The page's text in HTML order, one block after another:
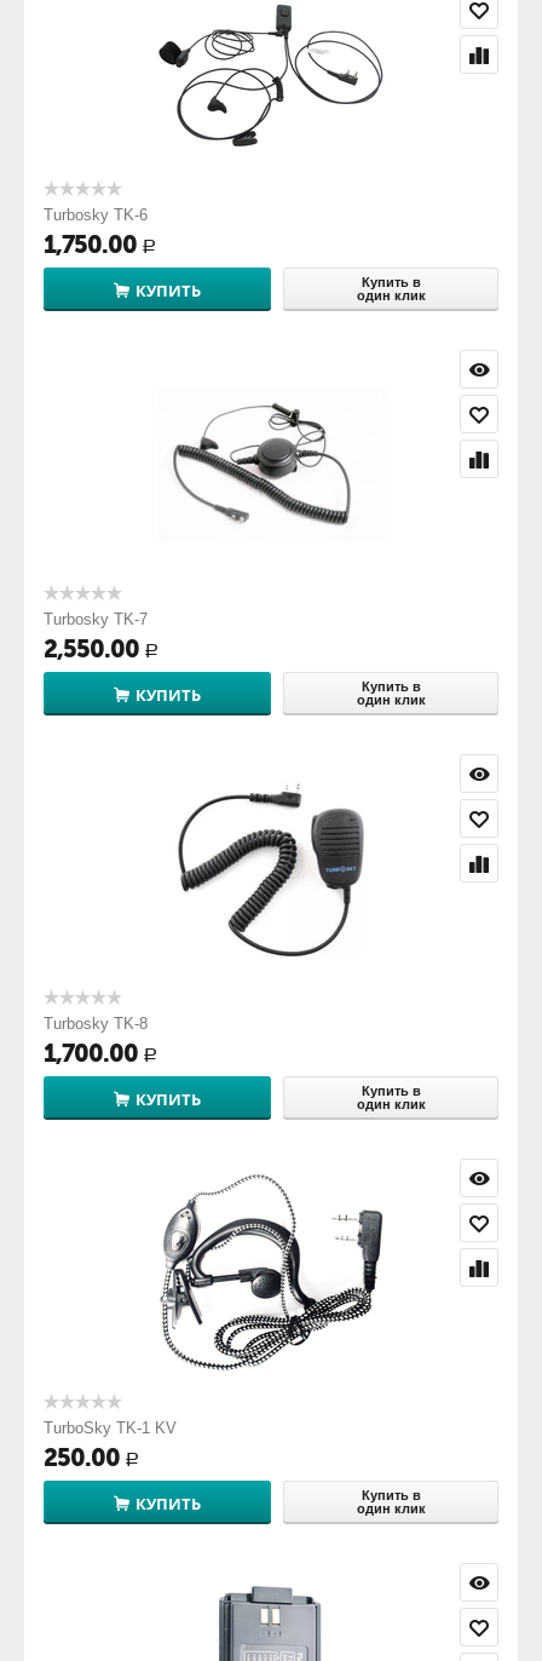
Turbosky TK-6
1,750.00 Р
КУПИТЬ
Купить в
один клик
Turbosky TK-7
2,550.00 Р
КУПИТЬ
Купить в
один клик
Turbosky TK-8
1,700.00 Р
КУПИТЬ
Купить в
один клик
TurboSky TK-1 KV
250.00 Р
КУПИТЬ
Купить в
один клик